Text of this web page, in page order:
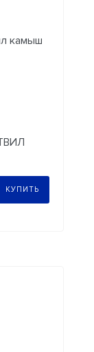
КУПИТЬ